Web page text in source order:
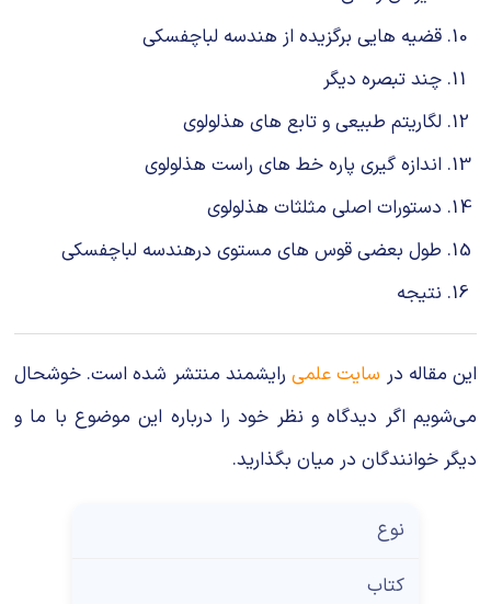
قضیه هایی برگزیده از هندسه لباچفسکی
چند تبصره دیگر
لگاریتم طبیعی و تابع های هذلولوی
اندازه گیری پاره خط های راست هذلولوی
دستورات اصلی مثلثات هذلولوی
طول بعضی قوس های مستوی درهندسه لباچفسکی
نتیجه
این مقاله در سایت علمیرایشمند منتشر شده است. خوشحال
می‌شویم اگر دیدگاه و نظر خود را درباره این موضوع با ما و
دیگر خوانندگان در میان بگذارید.
نوع
کتاب